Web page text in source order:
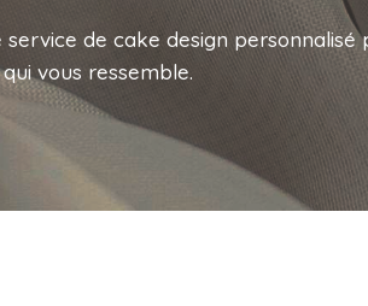
de cake design personnalisé
qui vous ressemble.